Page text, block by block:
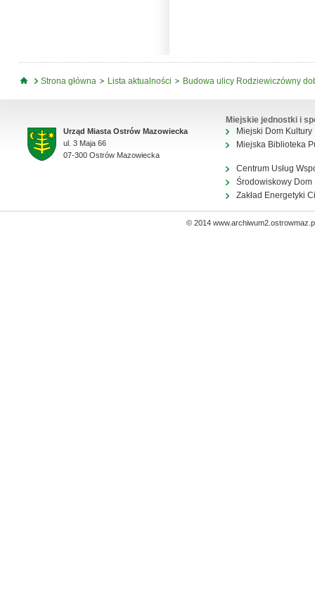
Jesteś tutaj
Strona główna Lista aktualności Budowa ulicy Rodziewiczówny
Urząd Miasta Ostrów Mazowiecka
ul. 3 Maja 66
07-300 Ostrów Mazowiecka
Miejskie jednostki i
Miejski Dom Kultury
Miejska Biblioteka
Centrum Usług
Środowiskowy Dom
Zakład Energetyki
© 2014